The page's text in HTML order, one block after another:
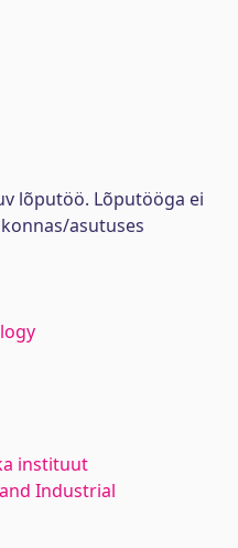
lõputöö. Lõputööga ei
asutuses
instituut
Industrial